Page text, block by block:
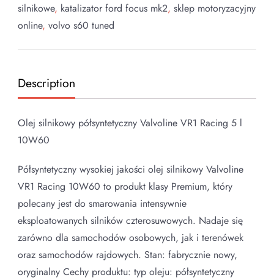
silnikowe, katalizator ford focus mk2, sklep motoryzacyjny
online, volvo s60 tuned
Description
Olej silnikowy półsyntetyczny Valvoline VR1 Racing 5 l
10W60
Półsyntetyczny wysokiej jakości olej silnikowy Valvoline
VR1 Racing 10W60 to produkt klasy Premium, który
polecany jest do smarowania intensywnie
eksploatowanych silników czterosuwowych. Nadaje się
zarówno dla samochodów osobowych, jak i terenówek
oraz samochodów rajdowych. Stan: fabrycznie nowy,
oryginalny Cechy produktu: typ oleju: półsyntetyczny